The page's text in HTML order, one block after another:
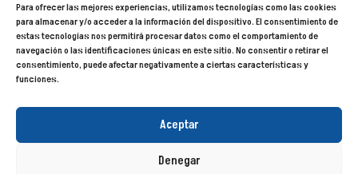
Para ofrecer las mejores experiencias, utilizamos tecnologías como las cookies
para almacenar y/o acceder a la información del dispositivo. El consentimiento de
estas tecnologías nos permitirá procesar datos como el comportamiento de
navegación o las identificaciones únicas en este sitio. No consentir o retirar el
consentimiento, puede afectar negativamente a ciertas características y
funciones.
Aceptar
Denegar
Mapa del sitio